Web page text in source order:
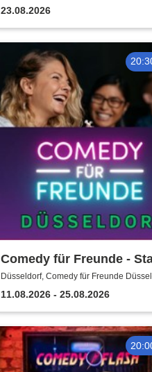
23.08.2026
Comedy für Freunde -
Up Open Mic | Düsseldorf
Düsseldorf, Comedy für Freunde
11.08.2026 - 25.08.2026